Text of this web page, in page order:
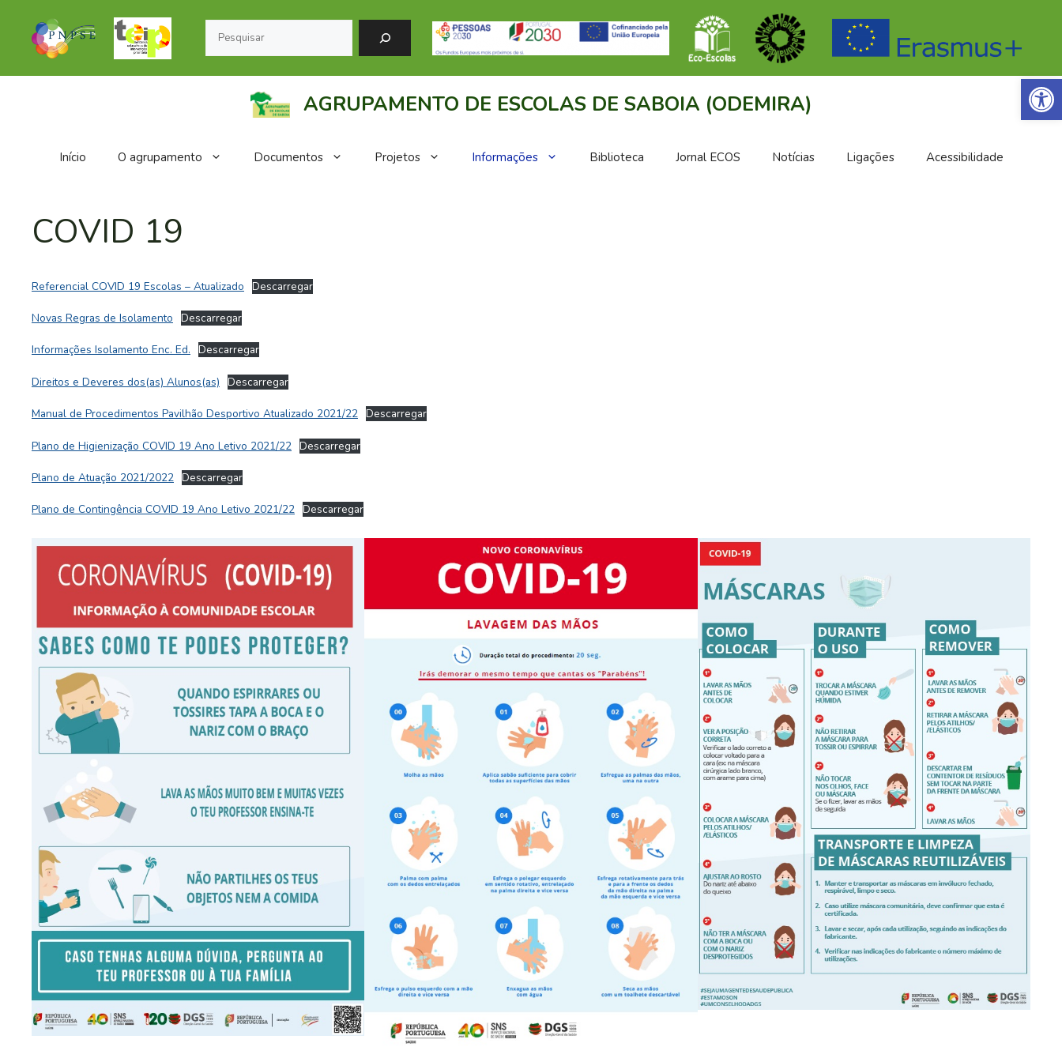
AGRUPAMENTO DE ESCOLAS DE SABOIA (ODEMIRA)
Início O agrupamento Documentos Projetos Informações Biblioteca Jornal ECOS Notícias Ligações Acessibilidade
COVID 19
Referencial COVID 19 Escolas – Atualizado Descarregar
Novas Regras de Isolamento Descarregar
Informações Isolamento Enc. Ed. Descarregar
Direitos e Deveres dos(as) Alunos(as) Descarregar
Manual de Procedimentos Pavilhão Desportivo Atualizado 2021/22 Descarregar
Plano de Higienização COVID 19 Ano Letivo 2021/22 Descarregar
Plano de Atuação 2021/2022 Descarregar
Plano de Contingência COVID 19 Ano Letivo 2021/22 Descarregar